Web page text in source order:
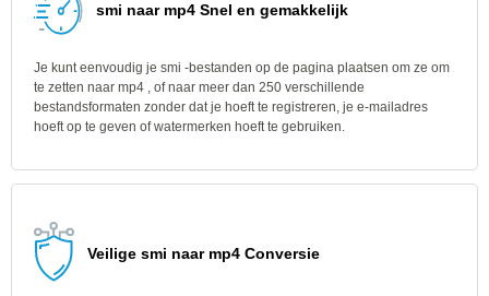
smi naar mp4 Snel en gemakkelijk
Je kunt eenvoudig je smi -bestanden op de pagina plaatsen om ze om
te zetten naar mp4 , of naar meer dan 250 verschillende
bestandsformaten zonder dat je hoeft te registreren, je e-mailadres
hoeft op te geven of watermerken hoeft te gebruiken.
Veilige smi naar mp4 Conversie